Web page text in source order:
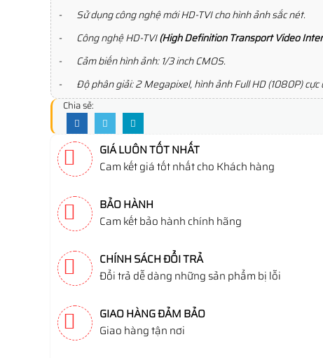
- Sử dụng công nghệ mới HD-TVI cho hình ảnh sắc nét.
- Công nghệ HD-TVI(High Definition Transport Video
- Cảm biến hình ảnh: 1/3 inch CMOS.
- Độ phân giải: 2 Megapixel, hình ảnh Full HD (1080P) cực
Chia sẻ:
GIÁ LUÔN TỐT NHẤT
Cam kết giá tốt nhất cho Khách hàng
BẢO HÀNH
Cam kết bảo hành chính hãng
CHÍNH SÁCH ĐỔI TRẢ
Đổi trả dễ dàng những sản phẩm bị lỗi
GIAO HÀNG ĐẢM BẢO
Giao hàng tận nơi